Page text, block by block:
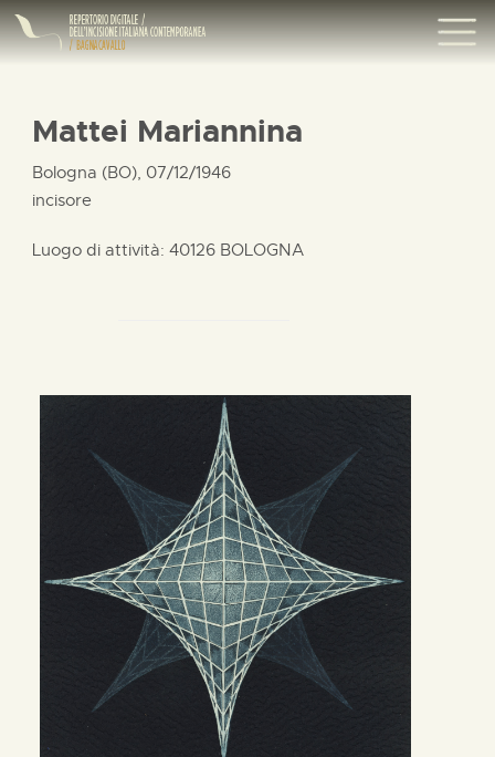
Mattei Mariannina
Bologna (BO), 07/12/1946
incisore
Luogo di attività: 40126 BOLOGNA